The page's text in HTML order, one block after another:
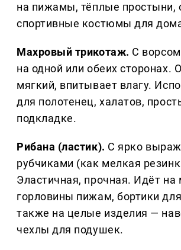
на пижамы, тёплые простыни,
спортивные костюмы для
Махровый трикотаж. С
на одной или обеих сторонах.
мягкий, впитывает влагу.
для полотенец, халатов,
подкладке.
Рибана (ластик). С ярко
рубчиками (как мелкая
Эластичная, прочная. Идёт
горловины пижам, бортики
также на целые изделия —
чехлы для подушек.